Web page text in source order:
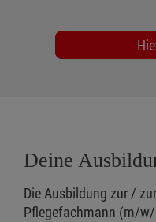
Deine
Die Ausbildung zur /
Pflegefachmann (m/